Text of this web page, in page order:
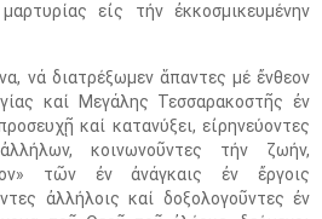
εἰς τήν ἐκκοσμικευμένην
νά διατρέξωμεν ἅπαντες μέ ἔνθεον
καί Μεγάλης Τεσσαρακοστῆς ἐν
καί κατανύξει, εἰρηνεύοντες
κοινωνοῦντες τήν ζωήν,
τῶν ἐν ἀνάγκαις ἐν ἔργοις
ἀλλήλοις καί δοξολογοῦντες ἐν